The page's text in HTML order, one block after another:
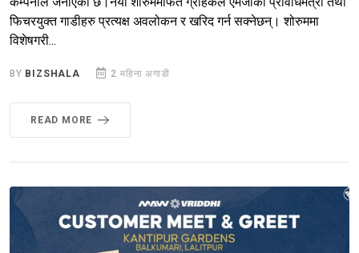
फिचरयुक्त गाडीहरु प्रत्यक्ष अवलोकन र खरिद गर्न सक्नेछन्। शोरुममा
विशेषगरी...
BY BIZSHALA 2 महिना अगाडी
READ MORE